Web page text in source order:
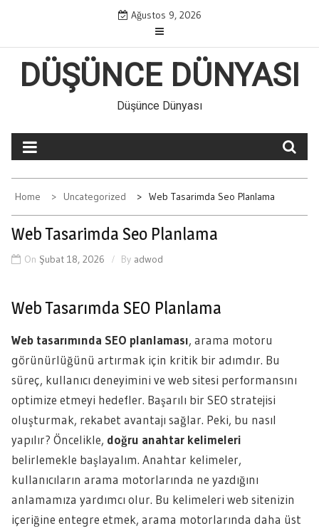
content
Ağustos 9, 2026
DÜŞÜNCE DÜNYASI
Düşünce Dünyası
Home Uncategorized Web Tasarimda Seo Planlama
Web Tasarimda Seo Planlama
On Şubat 18, 2026 By adwod
Web Tasarımda SEO Planlama
Web tasarımında SEO planlaması, arama motoru
görünürlüğünü artırmak için kritik bir adımdır. Bu
süreç, kullanıcı deneyimini ve web sitesi performansını
optimize etmeyi hedefler. Başarılı bir SEO stratejisi
oluşturmak, rekabet avantajı sağlar. Peki, bu nasıl
yapılır? Öncelikle, doğru anahtar kelimeleri
belirlemekle başlayalım. Anahtar kelimeler,
kullanıcıların arama motorlarında ne yazdığını
anlamamıza yardımcı olur. Bu kelimeleri web sitenizin
içeriğine entegre etmek, arama motorlarında daha üst